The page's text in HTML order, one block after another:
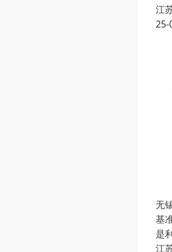
江
25-
无
基
是
江